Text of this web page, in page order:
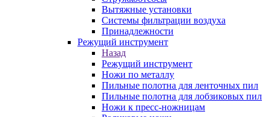
Вытяжные установки
Системы фильтрации воздуха
Принадлежности
Режущий инструмент
Назад
Режущий инструмент
Ножи по металлу
Пильные полотна для ленточных пил
Пильные полотна для лобзиковых пил
Ножи к пресс-ножницам